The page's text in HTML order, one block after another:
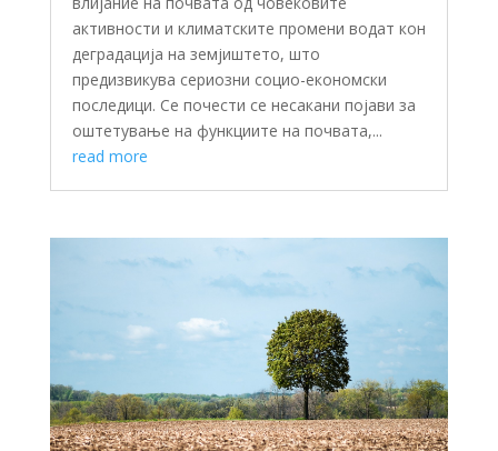
активности и климатските промени водат кон
деградација на земјиштето, што
предизвикува сериозни социо-економски
последици. Се почести се несакани појави за
оштетување на функциите на почвата,...
read more